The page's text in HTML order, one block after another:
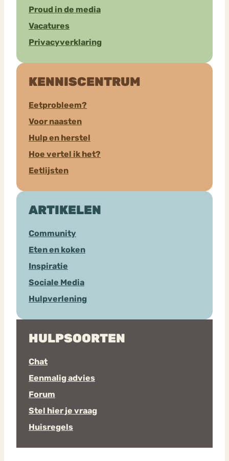
Proud in de media
Vacatures
Privacyverklaring
KENNISCENTRUM
Eetprobleem?
Voor naasten
Hulp en herstel
Hoe vertel ik het?
Eetlijsten
ARTIKELEN
Community
Eten en koken
Inspiratie
Sociale Media
Hulpverlening
HULPSOORTEN
Chat
Eenmalig advies
Forum
Stel hier je vraag
Huisregels